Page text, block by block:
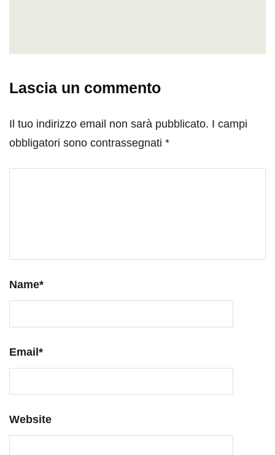
Lascia un commento
Il tuo indirizzo email non sarà pubblicato. I campi
obbligatori sono contrassegnati *
Name*
Email *
Website